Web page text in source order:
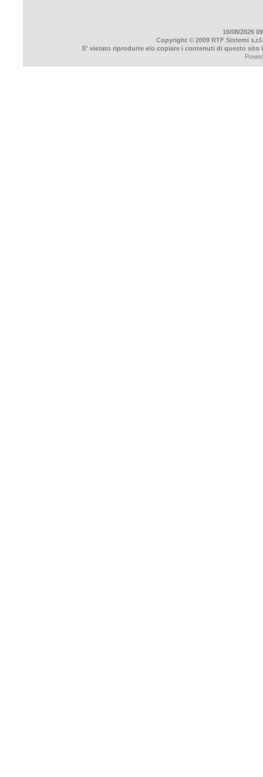
10/08/2026
Copyright © 2009 RTF Sistemi
E' vietato riprodurre e/o copiare i contenuti di questo